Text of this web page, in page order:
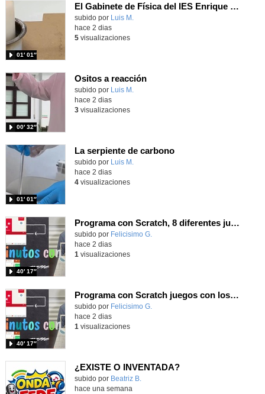
El Gabinete de Física del IES Enrique Tierno Galván de Parla (Curso 25-26)
Contenido educativo.
subido por Luis M.
01′ 01″
hace 2 dias
5visualizaciones
Ositos a reacción
Contenido educativo.
subido por Luis M.
00′ 32″
hace 2 dias
3visualizaciones
La serpiente de carbono
Contenido educativo.
subido por Luis M.
01′ 01″
hace 2 dias
4visualizaciones
Programa con Scratch, 8 diferentes juegos para vivir la emoción de los partidos de España en el mundial 2026
Contenido educativo.
subido por Felicisimo G.
40′ 17″
hace 2 dias
1 visualizaciones
Programa con Scratch juegos con los partidos del mundial 2026 ganados por España
Contenido educativo.
subido por Felicisimo G.
40′ 17″
hace 2 dias
1 visualizaciones
¿EXISTE O INVENTADA?
Contenido educativo.
subido por Beatriz B.
hace una semana